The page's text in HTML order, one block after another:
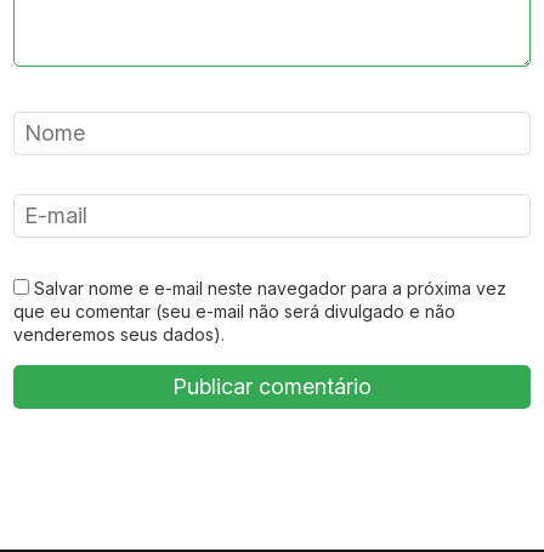
Salvar nome e e-mail neste navegador para a próxima vez
que eu comentar (seu e-mail não será divulgado e não
venderemos seus dados).